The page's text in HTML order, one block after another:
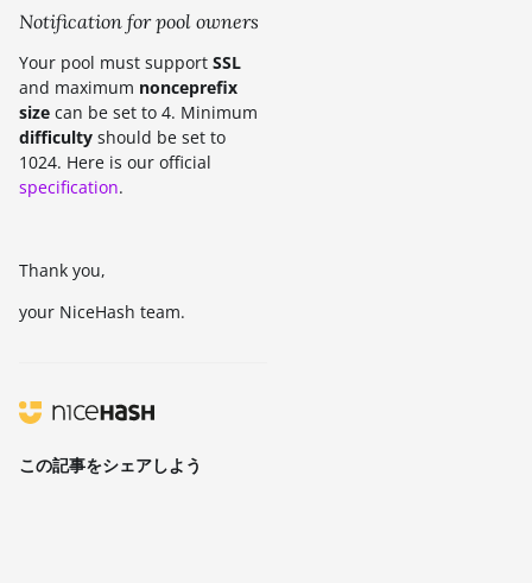
Notification for pool owners
Your pool must support SSL
and maximum nonceprefix
size can be set to 4. Minimum
difficulty should be set to
1024. Here is our official
specification.
Thank you,
your NiceHash team.
この記事をシェアしよう